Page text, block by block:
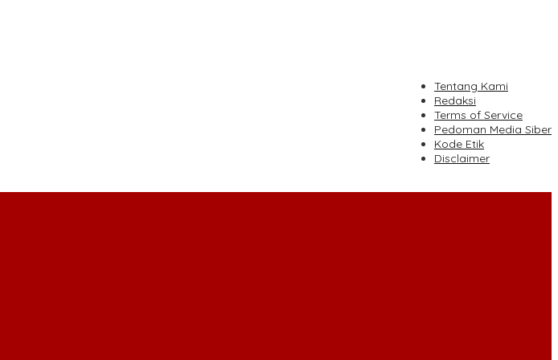
Tentang Kami
Redaksi
Terms of Service
Pedoman Media Siber
Kode Etik
Disclaimer